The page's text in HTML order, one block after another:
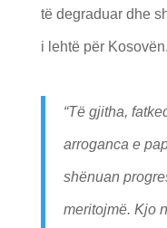
të degraduar dhe
i lehtë për Kosovën.
“Të gjitha,
arroganca e
shënuan
meritojmë. Kjo